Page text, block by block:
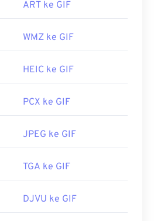
ART ke GIF
WMZ ke GIF
HEIC ke GIF
PCX ke GIF
JPEG ke GIF
TGA ke GIF
DJVU ke GIF